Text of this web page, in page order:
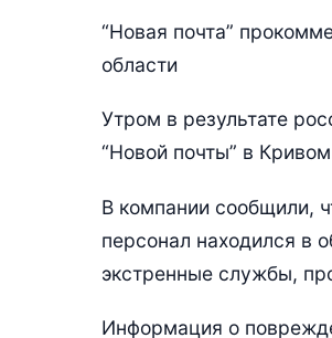
“Новая почта”
области
Утром в результате
“Новой почты” в
В компании сообщили,
персонал находился в
экстренные службы,
Информация о